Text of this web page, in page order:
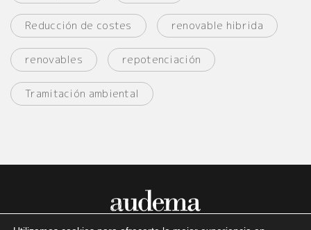
Reducción de costes renovable hibrida
renovables repotenciación
Tramitación ambiental